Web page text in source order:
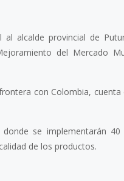
alcalde provincial de
del Mercado
con Colombia,
se implementarán
de los productos.